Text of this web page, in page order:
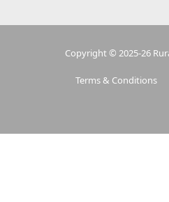
Copyright © 2025-26
Terms & Conditions